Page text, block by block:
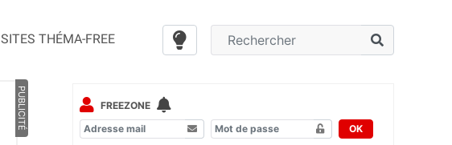
SITES THÉMA-FREE
PUBLICITÉ
FREEZONE
OK